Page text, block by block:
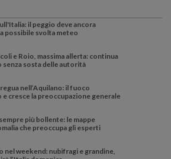
il peggio deve ancora
possibile svolta meteo
e Roio, massima allerta: continua
sosta delle autorità
nell’Aquilano: il fuoco
e cresce la preoccupazione generale
più bollente: le mappe
che preoccupa gli esperti
nel weekend: nubifragi e grandine,